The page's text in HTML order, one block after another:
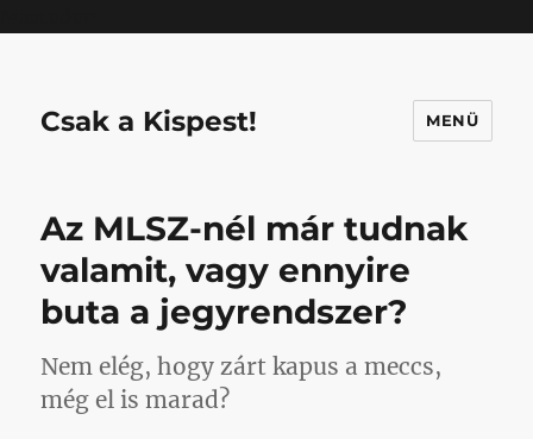
Csak a Kispest! MENÜ
Az MLSZ-nél már tudnak
valamit, vagy ennyire
buta a jegyrendszer?
Nem elég, hogy zárt kapus a meccs,
még el is marad?